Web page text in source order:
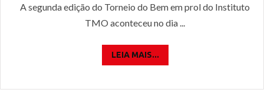
A segunda edição do Torneio do Bem em prol do Instituto
TMO aconteceu no dia ...
LEIA MAIS...